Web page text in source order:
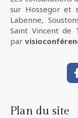
sur Hossegor et
Labenne,
Saint Vincent de
par
Plan du site